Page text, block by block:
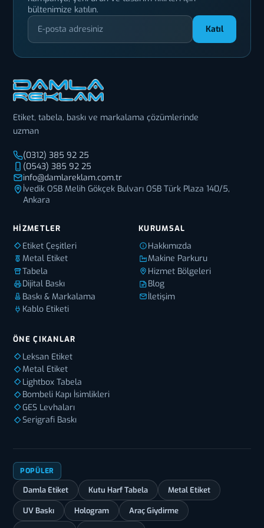
bültenimize katılın.
Katıl
Etiket, tabela, baskı ve markalama çözümlerinde
uzman
(0312) 385 92 25
(0543) 385 92 25
info@damlareklam.com.tr
İvedik OSB Melih Gökçek Bulvarı OSB Türk Plaza 140/5,
Ankara
HIZMETLER
Etiket Çeşitleri
Metal Etiket
Tabela
Dijital Baskı
Baskı & Markalama
Kablo Etiketi
KURUMSAL
Hakkımızda
Makine Parkuru
Hizmet Bölgeleri
Blog
İletişim
ÖNE ÇIKANLAR
Leksan Etiket
Metal Etiket
Lightbox Tabela
Bombeli Kapı İsimlikleri
GES Levhaları
Serigrafi Baskı
POPÜLER
Damla Etiket Kutu Harf Tabela Metal Etiket
UV Baskı Hologram Araç Giydirme